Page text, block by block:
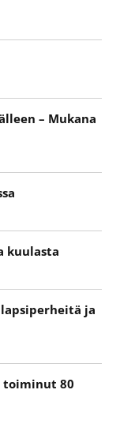
– Mukana
kuulasta
ja
toiminut 80